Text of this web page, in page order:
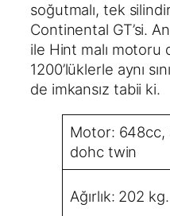
soğutmalı, tek
Continental GT’si.
ile Hint malı
1200’lüklerle aynı
de imkansız tabii ki.
Motor: 648cc,
dohc twin
Ağırlık: 202 kg.